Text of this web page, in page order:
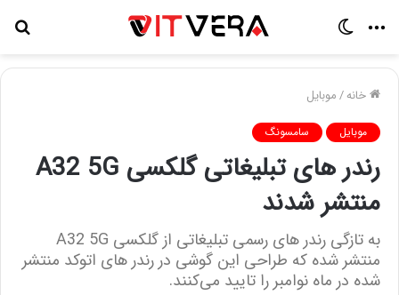
منو
خانه/موبایل
موبایل سامسونگ
رندر های تبلیغاتی گلکسی A32 5G
منتشر شدند
به تازگی رندر های رسمی تبلیغاتی از گلکسی A32 5G
منتشر شده که طراحی این گوشی در رندر های اتوکد منتشر
شده در ماه نوامبر را تایید می‌کنند.